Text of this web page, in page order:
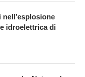
idroelettrica di